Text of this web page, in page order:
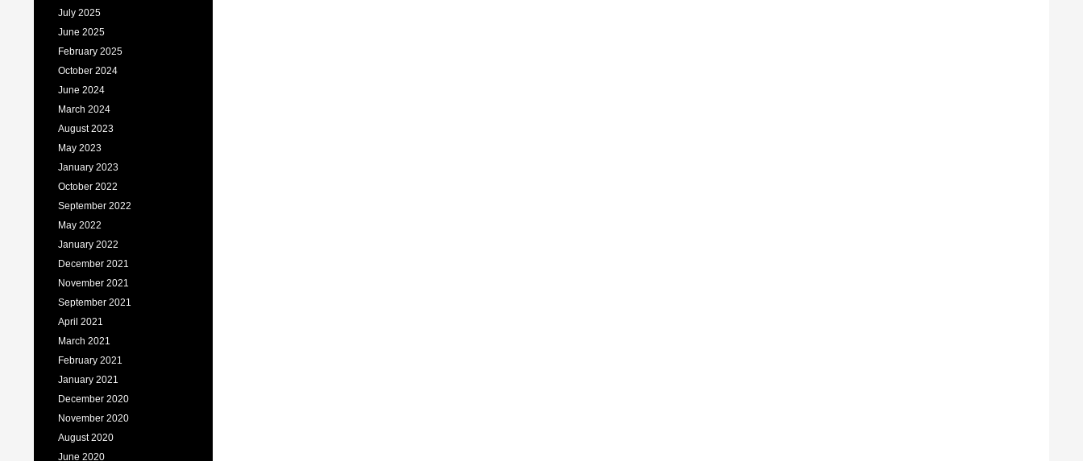
July 2025
June 2025
February 2025
October 2024
June 2024
March 2024
August 2023
May 2023
January 2023
October 2022
September 2022
May 2022
January 2022
December 2021
November 2021
September 2021
April 2021
March 2021
February 2021
January 2021
December 2020
November 2020
August 2020
June 2020